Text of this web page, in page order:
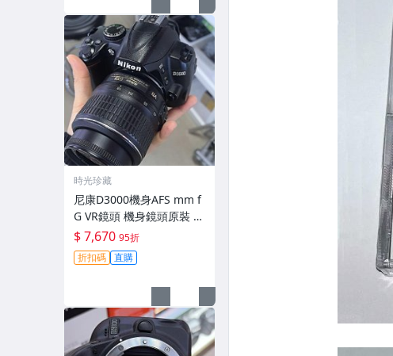
時光珍藏
尼康D3000機身AFS mm f
G VR鏡頭 機身鏡頭原裝 無
拆修無翻新 有輕微使用痕
跡 鏡頭-3430
$ 7,670 95折
折扣碼 直購